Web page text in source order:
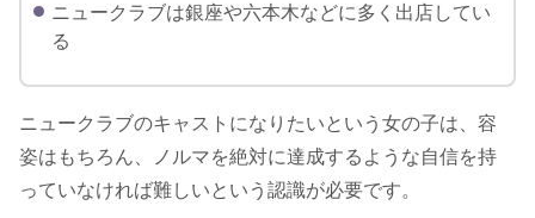
ニュークラブは銀座や六本木などに多く出店してい
る
ニュークラブのキャストになりたいという女の子は、容
姿はもちろん、ノルマを絶対に達成するような自信を持
っていなければ難しいという認識が必要です。